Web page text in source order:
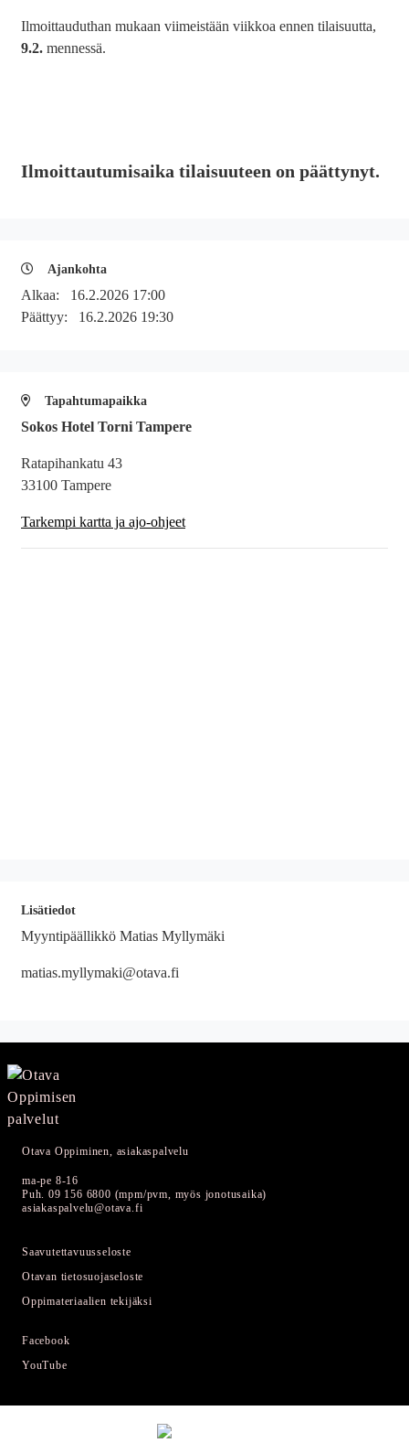
Ilmoittauduthan mukaan viimeistään viikkoa ennen tilaisuutta,
9.2. mennessä.
Ilmoittautumisaika tilaisuuteen on päättynyt.
Ajankohta
Alkaa: 16.2.2026 17:00
Päättyy: 16.2.2026 19:30
Tapahtumapaikka
Sokos Hotel Torni Tampere
Ratapihankatu 43
33100 Tampere
Tarkempi kartta ja ajo-ohjeet
Lisätiedot
Myyntipäällikkö Matias Myllymäki
matias.myllymaki@otava.fi
Otava Oppiminen, asiakaspalvelu
ma-pe 8-16
Puh. 09 156 6800 (mpm/pvm, myös jonotusaika)
asiakaspalvelu@otava.fi
Saavutettavuusseloste
Otavan tietosuojaseloste
Oppimateriaalien tekijäksi
Facebook
YouTube